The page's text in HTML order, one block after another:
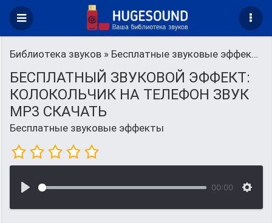
Библиотека звуков » Бесплатные звуковые эффекты
БЕСПЛАТНЫЙ ЗВУКОВОЙ ЭФФЕКТ:
КОЛОКОЛЬЧИК НА ТЕЛЕФОН ЗВУК
MP3 СКАЧАТЬ
Бесплатные звуковые эффекты
00:00